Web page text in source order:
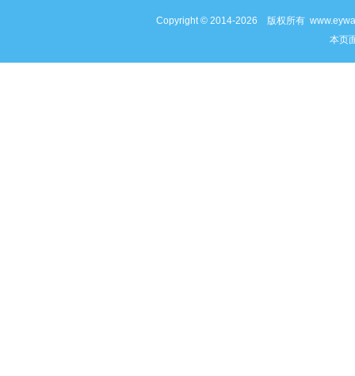
Copyright © 2014-2026 版权所有
本页